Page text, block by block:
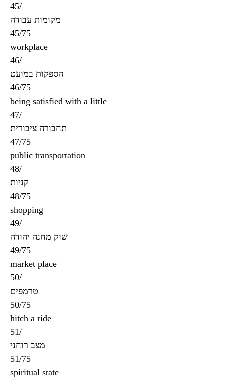
45/
מקומות עבודה
45/75
workplace
46/
הספּקות במועט
46/75
being satisfied with a little
47/
תחבורה ציבורית
47/75
public transportation
48/
קניות
48/75
shopping
49/
שוק מחנה יהודה
49/75
market place
50/
טרמפּים
50/75
hitch a ride
51/
מצב רוחני
51/75
spiritual state